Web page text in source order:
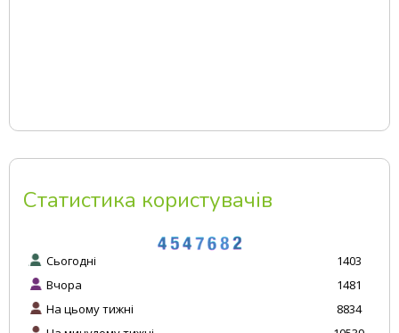
Статистика користувачів
Сьогодні
Вчора
На цьому тижні
1403
1481
8834